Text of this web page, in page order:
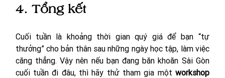
4. Tổng kết
Cuối tuần là khoảng thời gian quý giá để bạn “tự
thưởng” cho bản thân sau những ngày học tập, làm việc
căng thẳng. Vậy nên nếu bạn đang băn khoăn Sài Gòn
cuối tuần đi đâu, thì hãy thử tham gia một workshop